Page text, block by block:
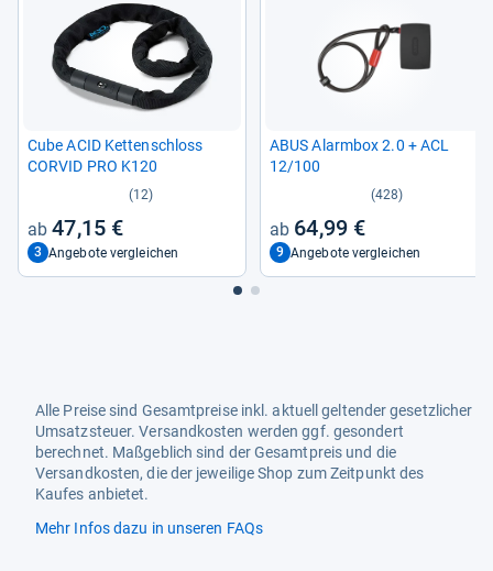
Cube ACID Ket­ten­schloss
COR­VID PRO K120
(12)
47,15 €
3 Angebote vergleichen
ABUS Alarm­box 2.0 + ACL
12/100
(428)
64,99 €
9 Angebote vergleichen
Alle Preise sind Gesamtpreise inkl. aktuell geltender gesetzlicher
Umsatzsteuer. Versandkosten werden ggf. gesondert
berechnet. Maßgeblich sind der Gesamtpreis und die
Versandkosten, die der jeweilige Shop zum Zeitpunkt des
Kaufes anbietet.
Mehr Infos dazu in unseren FAQs